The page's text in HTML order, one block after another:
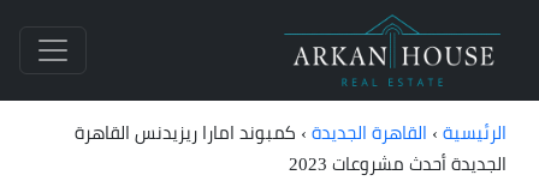
الرئيسية › القاهرة الجديدة › كمبوند امارا ريزيدنس القاهرة
الجديدة أحدث مشروعات 2023